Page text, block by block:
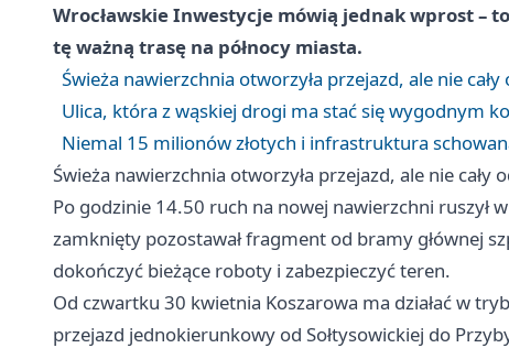
Wrocławskie Inwestycje mówią jednak wprost –
tę ważną trasę na północy miasta.
Świeża nawierzchnia otworzyła przejazd, ale nie cały
Ulica, która z wąskiej drogi ma stać się wygodnym
Niemal 15 milionów złotych i infrastruktura
Świeża nawierzchnia otworzyła przejazd, ale nie cały
Po godzinie 14.50 ruch na nowej nawierzchni ruszył
zamknięty pozostawał fragment od bramy głównej
dokończyć bieżące roboty i zabezpieczyć teren.
Od czwartku 30 kwietnia Koszarowa ma działać w
przejazd jednokierunkowy od Sołtysowickiej do